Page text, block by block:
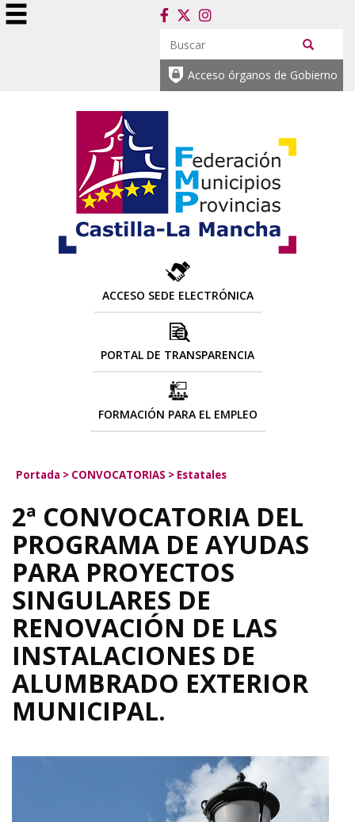
Acceso órganos de Gobierno
ACCESO SEDE ELECTRÓNICA
PORTAL DE TRANSPARENCIA
FORMACIÓN PARA EL EMPLEO
Portada > CONVOCATORIAS > Estatales
2ª CONVOCATORIA DEL
PROGRAMA DE AYUDAS
PARA PROYECTOS
SINGULARES DE
RENOVACIÓN DE LAS
INSTALACIONES DE
ALUMBRADO EXTERIOR
MUNICIPAL.